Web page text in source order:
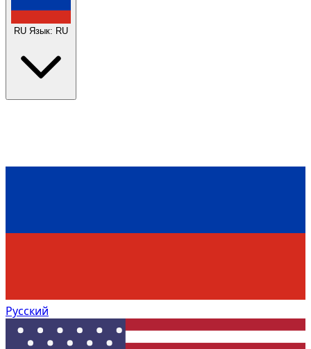
RU Язык: RU
Русский